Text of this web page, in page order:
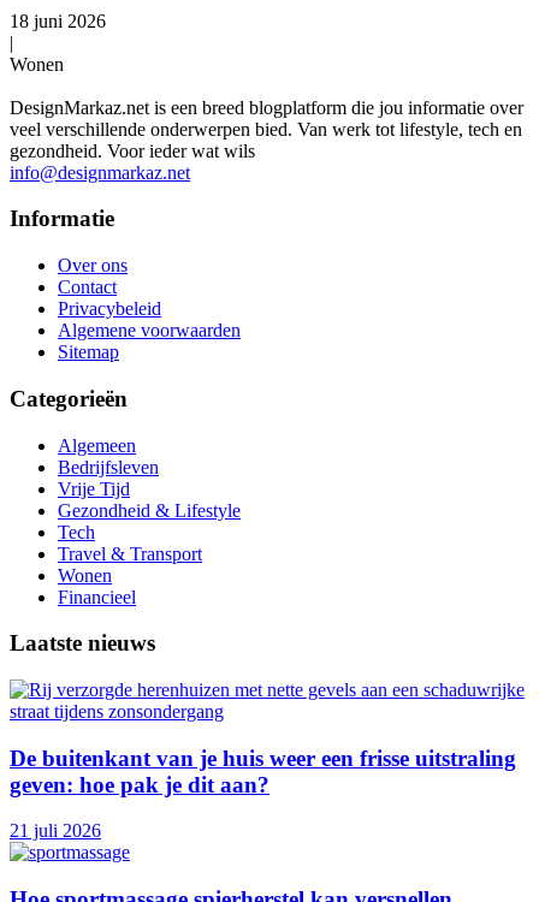
18 juni 2026
|
Wonen
DesignMarkaz.net is een breed blogplatform die jou informatie over
veel verschillende onderwerpen bied. Van werk tot lifestyle, tech en
gezondheid. Voor ieder wat wils
info@designmarkaz.net
Informatie
Over ons
Contact
Privacybeleid
Algemene voorwaarden
Sitemap
Categorieën
Algemeen
Bedrijfsleven
Vrije Tijd
Gezondheid & Lifestyle
Tech
Travel & Transport
Wonen
Financieel
Laatste nieuws
De buitenkant van je huis weer een frisse uitstraling
geven: hoe pak je dit aan?
21 juli 2026